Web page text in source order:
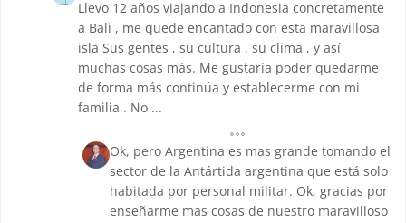
Llevo 12 años viajando a Indonesia concretamente
a Bali , me quede encantado con esta maravillosa
isla Sus gentes , su cultura , su clima , y así
muchas cosas más. Me gustaría poder quedarme
de forma más continúa y establecerme con mi
familia . No ...
Ok, pero Argentina es mas grande tomando el
sector de la Antártida argentina que está solo
habitada por personal militar. Ok, gracias por
enseñarme mas cosas de nuestro maravilloso